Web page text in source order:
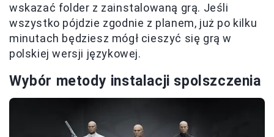
wskazać folder z zainstalowaną grą. Jeśli
wszystko pójdzie zgodnie z planem, już po kilku
minutach będziesz mógł cieszyć się grą w
polskiej wersji językowej.
Wybór metody instalacji spolszczenia